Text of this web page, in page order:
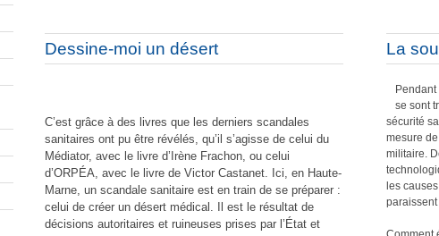
Ne prenez pas les
Dessine-moi un désert
C’est grâce à des livres que les derniers scandales
sanitaires ont pu être révélés, qu’il s’agisse de celui du
Médiator, avec le livre d’Irène Frachon, ou celui
d’ORPÉA, avec le livre de Victor Castanet. Ici, en Haute-
Marne, un scandale sanitaire est en train de se préparer :
celui de créer un désert médical. Il est le résultat de
décisions autoritaires et ruineuses prises par l’État et
La
se sont
sécurité
mesure
militaire.
les